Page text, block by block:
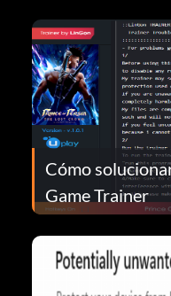
Cómo
Game Trainer